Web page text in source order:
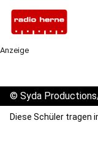
Anzeige
© Syda
Diese Schüler tragen